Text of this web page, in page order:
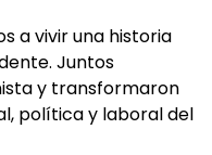
a vivir una historia
Juntos
y transformaron
política y laboral del